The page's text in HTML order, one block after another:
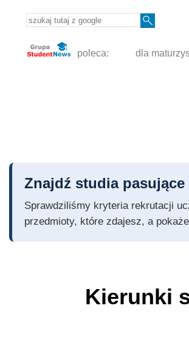
poleca: dla
Znajdź studia
Sprawdziliśmy kryteria rekrutacji
przedmioty, które zdajesz, a
Kierunki